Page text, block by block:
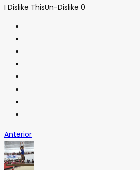
I Dislike ThisUn-Dislike 0
Anterior